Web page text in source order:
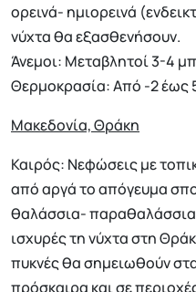
ορεινά- ημιορεινά
νύχτα θα εξασθενήσουν.
Άνεμοι: Μεταβλητοί 3-4
Θερμοκρασία: Από -2 έως
Μακεδονία, Θράκη
Καιρός: Νεφώσεις με
από αργά το απόγευμα
θαλάσσια-
ισχυρές τη νύχτα στη
πυκνές θα σημειωθούν
πρόσκαιρα και σε